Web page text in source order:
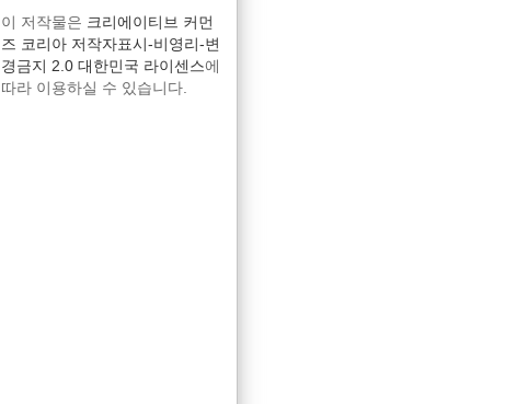
이 저작물은 크리에이티브 커먼
즈 코리아 저작자표시-비영리-변
경금지 2.0 대한민국 라이센스에
따라 이용하실 수 있습니다.